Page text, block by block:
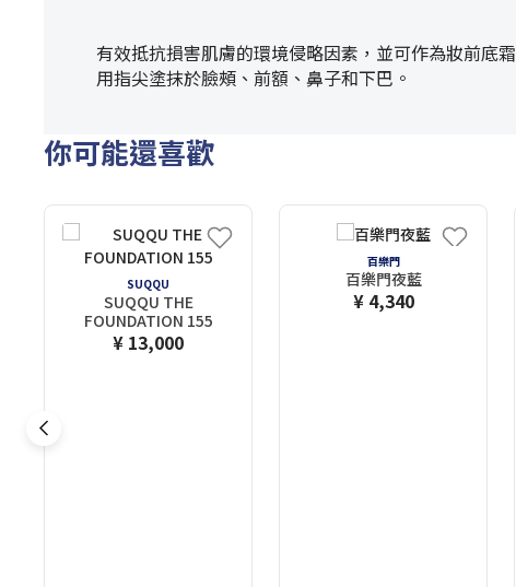
有效抵抗損害肌膚的環境侵略因素，並可作為妝前底霜
用指尖塗抹於臉頰、前額、鼻子和下巴。
你可能還喜歡
SUQQU
SUQQU THE
FOUNDATION 155
¥ 13,000
百樂門
百樂門夜藍
¥ 4,340